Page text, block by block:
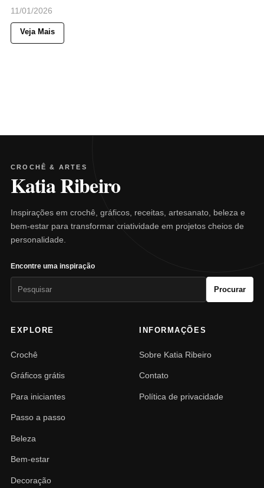
11/01/2026
Veja Mais
CROCHÊ & ARTES
Katia Ribeiro
Inspirações em crochê, gráficos, receitas, artesanato, beleza e
bem-estar para transformar criatividade em projetos cheios de
personalidade.
Encontre uma inspiração
Procurar
EXPLORE
Crochê
Gráficos grátis
Para iniciantes
Passo a passo
Beleza
Bem-estar
Decoração
INFORMAÇÕES
Sobre Katia Ribeiro
Contato
Política de privacidade